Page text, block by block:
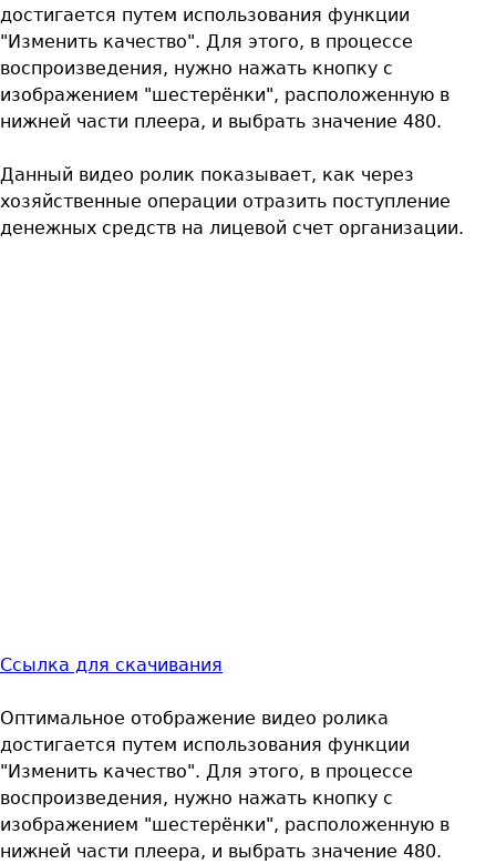
достигается путем использования функции
"Изменить качество". Для этого, в процессе
воспроизведения, нужно нажать кнопку с
изображением "шестерёнки", расположенную в
нижней части плеера, и выбрать значение 480.
Данный видео ролик показывает, как через
хозяйственные операции отразить поступление
денежных средств на лицевой счет организации.
Ссылка для скачивания
Оптимальное отображение видео ролика
достигается путем использования функции
"Изменить качество". Для этого, в процессе
воспроизведения, нужно нажать кнопку с
изображением "шестерёнки", расположенную в
нижней части плеера, и выбрать значение 480.